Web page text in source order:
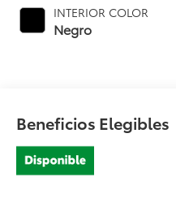
INTERIOR COLOR
Negro
Beneficios Elegibles